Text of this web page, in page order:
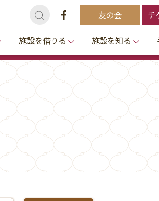
友の会 チ
施設を借りる 施設を知る